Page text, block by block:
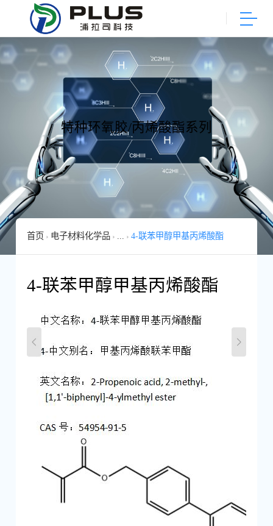
特种环氧胶/丙烯酸酯系列
首页 电子材料化学品 ... 4-联苯甲醇甲基丙烯酸酯
4-联苯甲醇甲基丙烯酸酯